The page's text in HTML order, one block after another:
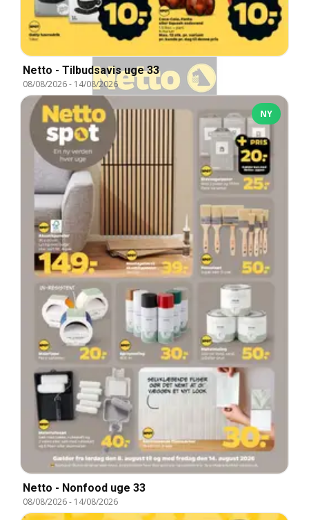
Netto - Tilbudsavis uge 33
08/08/2026- 14/08/2026
NY
Netto - Nonfood uge 33
08/08/2026- 14/08/2026